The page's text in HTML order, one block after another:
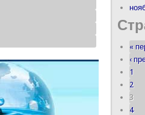
«
‹
1
2
3
4